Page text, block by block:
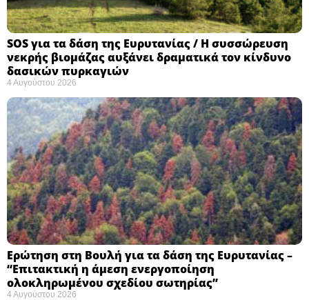
SOS για τα δάση της Ευρυτανίας / Η συσσώρευση
νεκρής βιομάζας αυξάνει δραματικά τον κίνδυνο
δασικών πυρκαγιών
4 Αυγούστου 2026
Ερώτηση στη Βουλή για τα δάση της Ευρυτανίας –
“Eπιτακτική η άμεση ενεργοποίηση
ολοκληρωμένου σχεδίου σωτηρίας”
4 Αυγούστου 2026